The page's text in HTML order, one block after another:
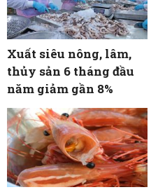
Xuất siêu nông, lâm,
thủy sản 6 tháng đầu
năm giảm gần 8%